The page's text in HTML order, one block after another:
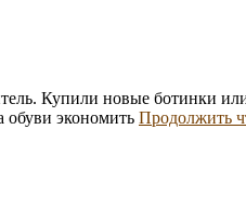
Купили новые ботинки
обуви экономить Продолжить